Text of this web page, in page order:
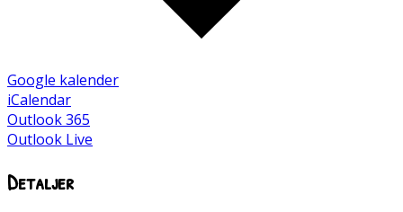
Google kalender
iCalendar
Outlook 365
Outlook Live
Detaljer